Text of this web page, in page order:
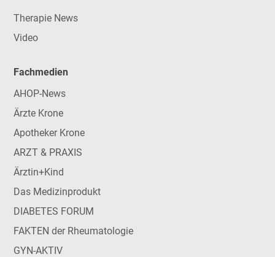
Therapie News
Video
Fachmedien
AHOP-News
Ärzte Krone
Apotheker Krone
ARZT & PRAXIS
Ärztin+Kind
Das Medizinprodukt
DIABETES FORUM
FAKTEN der Rheumatologie
GYN-AKTIV